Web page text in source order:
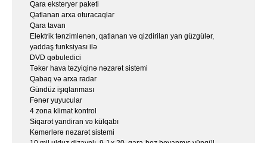
Qara eksteryer paketi
Qatlanan arxa oturacaqlar
Qara tavan
Elektrik tənzimlənən, qatlanan və qizdirilan yan güzgülər,
yaddaş funksiyası ilə
DVD qəbuledici
Təkər hava təzyiqinə nəzarət sistemi
Qabaq və arxa radar
Gündüz işıqlanması
Fənər yuyucular
4 zona klimat kontrol
Siqarət yandiran və külqabı
Kəmərlərə nəzarət sistemi